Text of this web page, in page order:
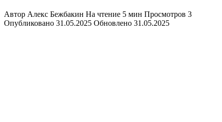
Автор Алекс Бежбакин На чтение 5 мин Просмотров 3
Опубликовано 31.05.2025 Обновлено 31.05.2025